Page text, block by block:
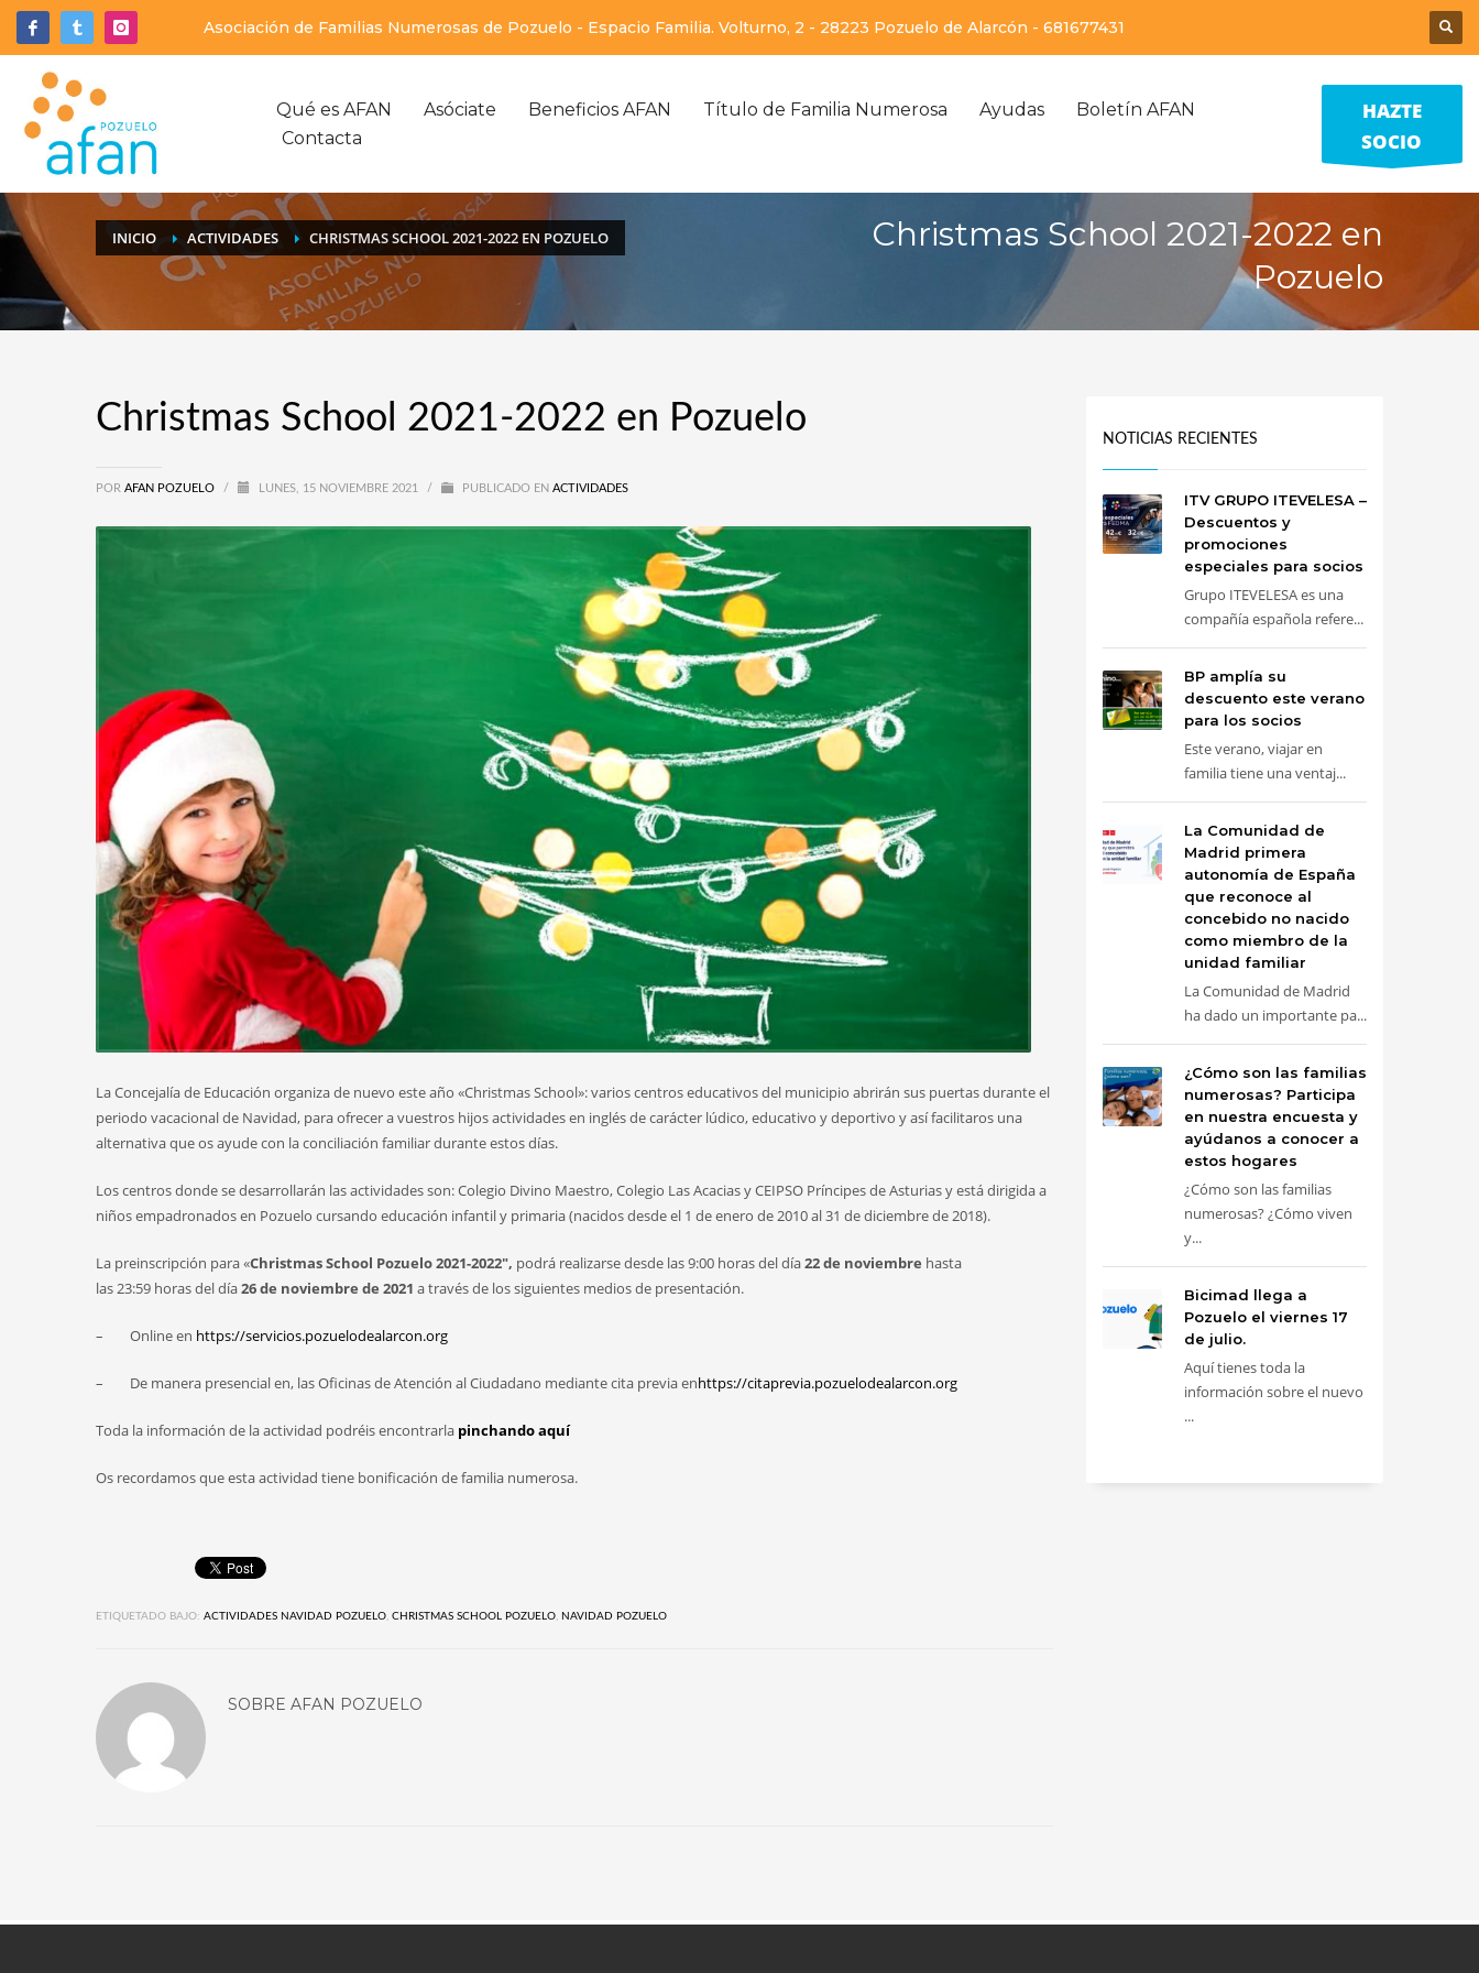
Asociación de Familias Numerosas de Pozuelo - Espacio Familia. Volturno, 2 - 28223 Pozuelo de Alarcón - 681677431
Qué es AFAN Asóciate Beneficios AFAN Título de Familia Numerosa Ayudas
Boletín AFAN
Contacta
HAZTE
SOCIO
INICIO ACTIVIDADES CHRISTMAS SCHOOL 2021-2022 EN POZUELO
Christmas School 2021-2022 en
Pozuelo
Christmas School 2021-2022 en Pozuelo
POR AFAN POZUELO / LUNES, 15 NOVIEMBRE 2021 / PUBLICADO EN ACTIVIDADES
La Concejalía de Educación organiza de nuevo este año «Christmas School»: varios centros educativos del municipio abrirán sus puertas durante el
periodo vacacional de Navidad, para ofrecer a vuestros hijos actividades en inglés de carácter lúdico, educativo y deportivo y así facilitaros una
alternativa que os ayude con la conciliación familiar durante estos días.
Los centros donde se desarrollarán las actividades son: Colegio Divino Maestro, Colegio Las Acacias y CEIPSO Príncipes de Asturias y está dirigida a
niños empadronados en Pozuelo cursando educación infantil y primaria (nacidos desde el 1 de enero de 2010 al 31 de diciembre de 2018).
La preinscripción para «Christmas School Pozuelo 2021-2022″, podrá realizarse desde las 9:00 horas del día22de noviembre hasta
las 23:59 horas del día26 de noviembre de 2021 a través de los siguientes medios de presentación.
– Online en https://servicios.pozuelodealarcon.org
– De manera presencial en, las Oficinas de Atención al Ciudadano mediante cita previa enhttps://citaprevia.pozuelodealarcon.org
Toda la información de la actividad podréis encontrarla pinchando aquí
Os recordamos que esta actividad tiene bonificación de familia numerosa.
ETIQUETADO BAJO: ACTIVIDADES NAVIDAD POZUELO, CHRISTMAS SCHOOL POZUELO, NAVIDAD POZUELO
SOBRE AFAN POZUELO
NOTICIAS RECIENTES
ITV GRUPO ITEVELESA –
Descuentos y
promociones
especiales para socios
Grupo ITEVELESA es una
compañía española refere...
BP amplía su
descuento este verano
para los socios
Este verano, viajar en
familia tiene una ventaj...
La Comunidad de
Madrid primera
autonomía de España
que reconoce al
concebido no nacido
como miembro de la
unidad familiar
La Comunidad de Madrid
ha dado un importante pa...
¿Cómo son las familias
numerosas? Participa
en nuestra encuesta y
ayúdanos a conocer a
estos hogares
¿Cómo son las familias
numerosas? ¿Cómo viven
y...
Bicimad llega a
Pozuelo el viernes 17
de julio.
Aquí tienes toda la
información sobre el nuevo
...